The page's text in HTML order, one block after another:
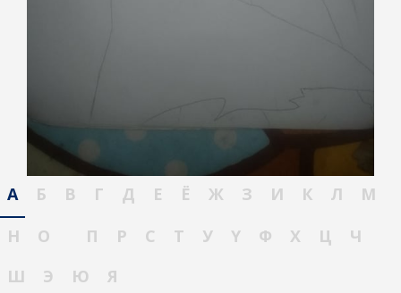
А Б В Г Д Е Ё Ж З И К Л
М
Н
О П Р С Т У Ү Ф Х Ц
Ч
Ш
Э Ю Я